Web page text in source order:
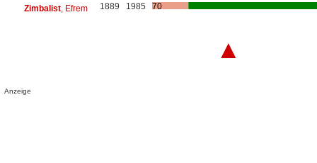
Zimbalist, Efrem 1889 1985 70
▲
Anzeige